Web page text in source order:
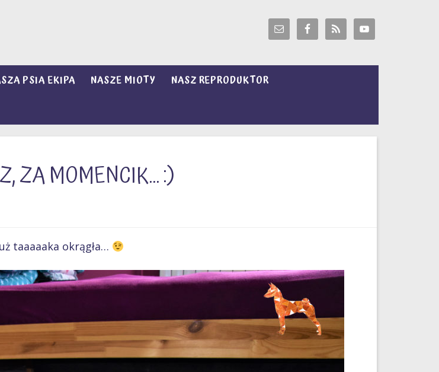
PSIA EKIPA NASZE MIOTY
NASZ REPRODUKTOR
ZA MOMENCIK… :)
taaaaaka okrągła…